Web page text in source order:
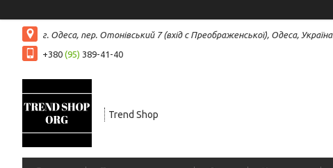
г. Одеса, пер. Отонівський 7 (вхід с Преображенської), Одеса, Україна
+380 (95) 389-41-40
Trend Shop